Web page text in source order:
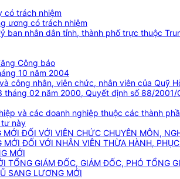
có trách nhiệm
ương có trách nhiệm
ban nhân dân tỉnh, thành phố trực thuộc
Công báo
10 năm 2004
công nhân, viên chức, nhân viên của
02 năm 2000, Quyết định số 88/
và các doanh nghiệp thuộc các thành
này
ĐỐI VỚI VIÊN CHỨC CHUYÊN MÔN,
ĐỐI VỚI NHÂN VIÊN THỪA HÀNH,
MỚI
TỔNG GIÁM ĐỐC, GIÁM ĐỐC, PHÓ TỔNG
SANG LƯƠNG MỚI